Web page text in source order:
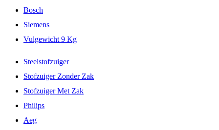
Bosch
Siemens
Vulgewicht 9 Kg
Steelstofzuiger
Stofzuiger Zonder Zak
Stofzuiger Met Zak
Philips
Aeg